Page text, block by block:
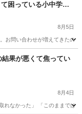
困っている小中学生2
8月5日
お問い合わせが増えてきたの
結果が悪くて焦ってい
8月4日
れなかった」 「このままでは